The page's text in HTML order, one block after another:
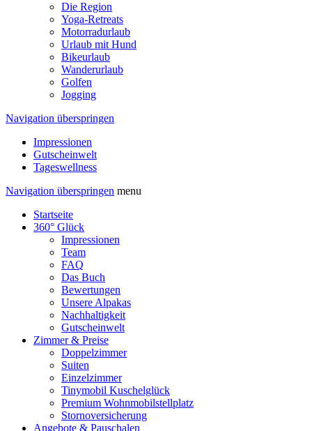
Die Region
Yoga-Retreats
Motorradurlaub
Urlaub mit Hund
Bikeurlaub
Wanderurlaub
Golfen
Jogging
Navigation überspringen
Impressionen
Gutscheinwelt
Tageswellness
Navigation überspringen menu
Startseite
360° Glück
Impressionen
Team
FAQ
Das Buch
Bewertungen
Unsere Alpakas
Nachhaltigkeit
Gutscheinwelt
Zimmer & Preise
Doppelzimmer
Suiten
Einzelzimmer
Tinymobil Kuschelglück
Premium Wohnmobilstellplatz
Stornoversicherung
Angebote & Pauschalen